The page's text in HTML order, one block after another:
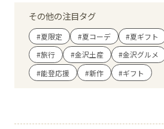
レストラン・カフェ
ショップニュース
その他の注目タグ
#夏限定 #夏コーデ #夏ギフト
#旅行
#金沢土産 #金沢グルメ
#能登応援
#新作 #ギフト